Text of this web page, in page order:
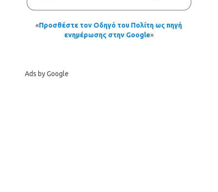
«Προσθέστε τον Οδηγό του Πολίτη ως πηγή
ενημέρωσης στην Google»
Ads by Google